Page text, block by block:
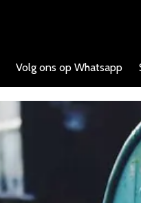
Volg ons op Whatsapp